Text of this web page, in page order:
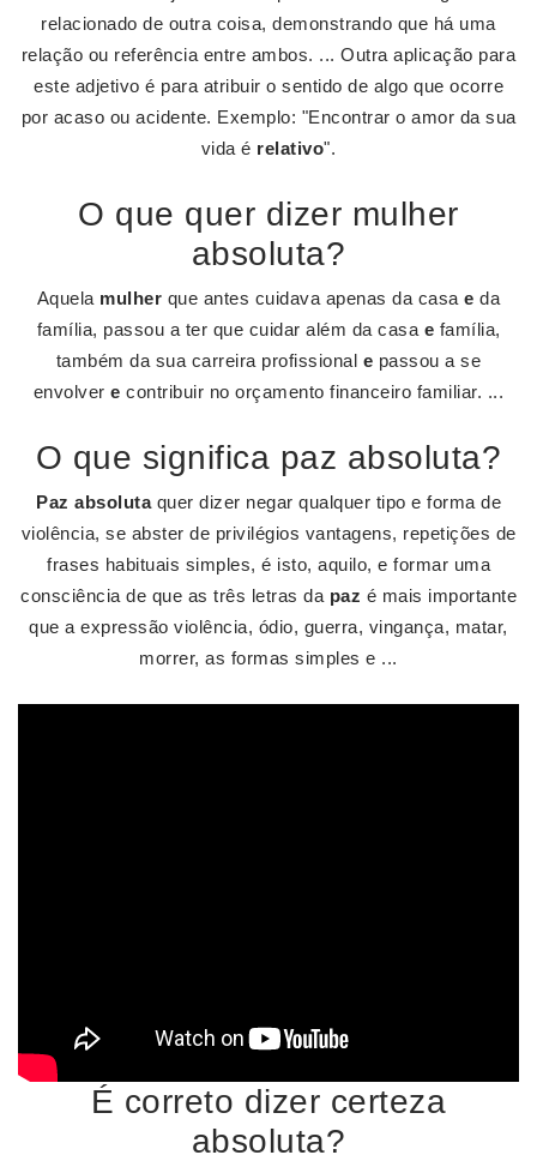
relacionado de outra coisa, demonstrando que há uma
relação ou referência entre ambos. ... Outra aplicação para
este adjetivo é para atribuir o sentido de algo que ocorre
por acaso ou acidente. Exemplo: "Encontrar o amor da sua
vida é relativo".
O que quer dizer mulher
absoluta?
Aquela mulher que antes cuidava apenas da casae da
família, passou a ter que cuidar além da casa e família,
também da sua carreira profissional e passou a se
envolvere contribuir no orçamento financeiro familiar. ...
O que significa paz absoluta?
Paz absolutaquer dizer negar qualquer tipo e forma de
violência, se abster de privilégios vantagens, repetições de
frases habituais simples, é isto, aquilo, e formar uma
consciência de que as três letras da paz é mais importante
que a expressão violência, ódio, guerra, vingança, matar,
morrer, as formas simples e ...
É correto dizer certeza
absoluta?